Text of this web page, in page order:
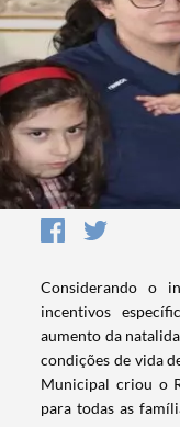
Considerando o
incentivos
aumento da
condições de vida
Municipal criou o
para todas as